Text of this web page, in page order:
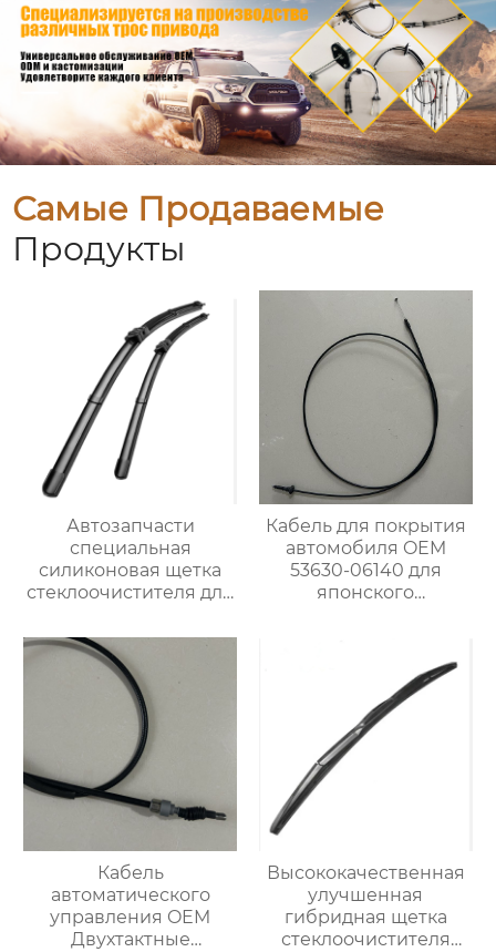
Самые Продаваемые
Продукты
Автозапчасти
специальная
силиконовая щетка
стеклоочистителя для
Кабель для покрытия
автомобиля OEM
53630-06140 для
японского
Кабель
автоматического
управления OEM
Двухтактные
Высококачественная
улучшенная
гибридная щетка
стеклоочистителя